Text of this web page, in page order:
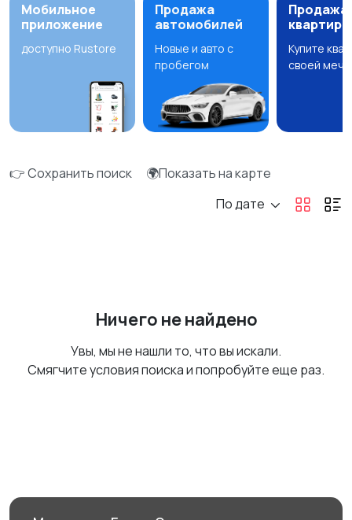
Мобильное
приложение
доступно Rustore
Продажа
автомобилей
Новые и авто с
пробегом
Продажа
квартир
Купите
своей
👉 Сохранить поиск
🌍Показать на карте
По дате
Ничего не найдено
Увы, мы не нашли то, что вы искали.
Смягчите условия поиска и попробуйте еще раз.